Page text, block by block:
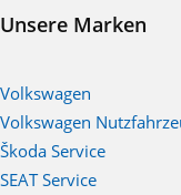
Unsere Marken
Volkswagen
Volkswagen
Škoda Service
SEAT Service